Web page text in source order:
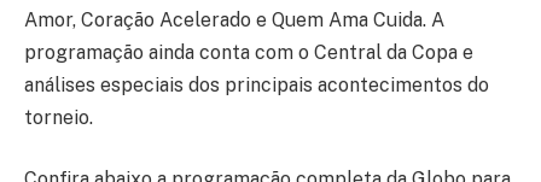
Amor, Coração Acelerado e Quem Ama Cuida. A
programação ainda conta com o Central da Copa e
análises especiais dos principais acontecimentos do
torneio.